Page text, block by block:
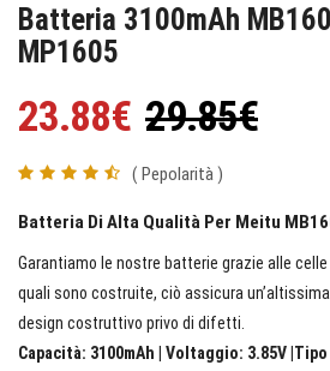
Batteria 3100mAh
MP1605
23.88€ 29.85€
( Pepolarità )
Batteria Di Alta Qualità Per Meitu
Garantiamo le nostre batterie grazie alle
quali sono costruite, ciò assicura
design costruttivo privo di difetti.
Capacità: 3100mAh | Voltaggio: 3.85V